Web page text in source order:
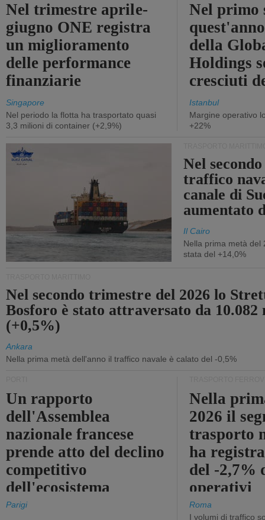
Nel trimestre aprile-
giugno ONE registra
un miglioramento
delle performance
finanziarie
Singapore
Nel periodo la flotta ha trasportato quasi
3,3 milioni di container (+2,9%)
Nel primo
della
Holdings
cresciuti
Istanbul
Margine operativo
+22%
Nel
traffico
canale di
aumentato
Il Cairo
Nella prima metà del
stata del +14,0%
Nel secondo trimestre del 2026 lo
Bosforo è stato attraversato da 10.082
(+0,5%)
Ankara
Nella prima metà dell'anno il traffico navale è calato del -0,5%
Un rapporto
dell'Assemblea
nazionale francese
prende atto del declino
competitivo
dell'ecosistema
portuale statale
Parigi
Nella
2026 il
trasporto
ha
del -2,7%
operativi
Roma
I volumi di traffico